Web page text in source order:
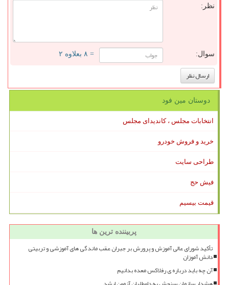
نظر:
سوال: = ۸ بعلاوه ۲
دوستان مین فود
انتخابات مجلس ، کاندیدای مجلس
خرید و فروش خودرو
طراحی سایت
فیش حج
قیمت بیسیم
پربیننده ترین ها
تأکید شورای عالی آموزش و پرورش بر جبران عقب ماندگی های آموزشی و تربیتی
دانش آموزان
آن چه باید درباره ی رفلاکس معده بدانیم